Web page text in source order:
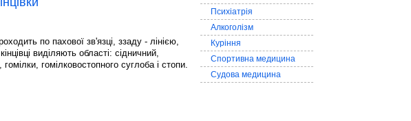
по пахової зв'язці, ззаду - лінією,
виділяють області: сідничний,
гомілковостопного суглоба і стопи.
Психіатрія
Алкоголізм
Куріння
Спортивна медицина
Судова медицина